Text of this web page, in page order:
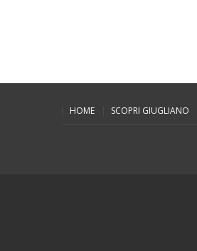
HOME SCOPRI GIUGLIANO